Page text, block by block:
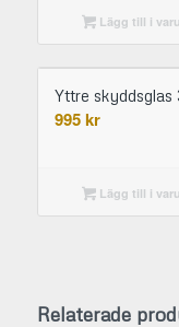
Lägg till i
Yttre
995kr
Lägg till i
Relaterade